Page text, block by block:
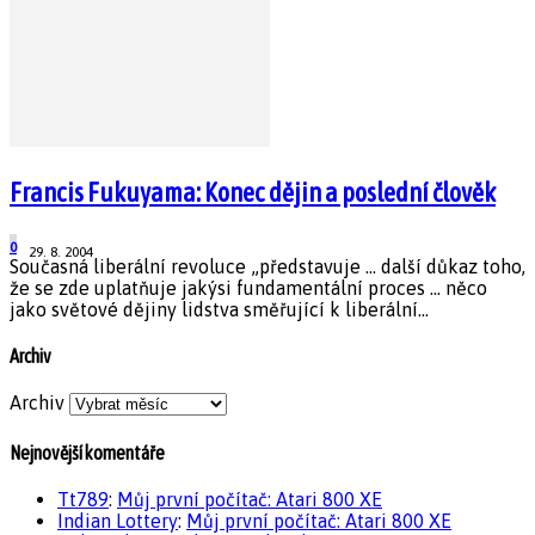
Francis Fukuyama: Konec dějin a poslední člověk
29. 8. 2004
0
Současná liberální revoluce „představuje ... další důkaz toho,
že se zde uplatňuje jakýsi fundamentální proces ... něco
jako světové dějiny lidstva směřující k liberální...
Archiv
Archiv
Nejnovější komentáře
Tt789: Můj první počítač: Atari 800 XE
Indian Lottery: Můj první počítač: Atari 800 XE